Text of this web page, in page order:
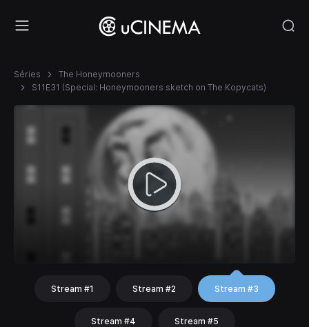
Séries
The Honeymooners
S11E31 (Special: Honeymooners sketch on The Kopycats)
Stream #1 Stream #2 Stream #3
Stream #4 Stream #5